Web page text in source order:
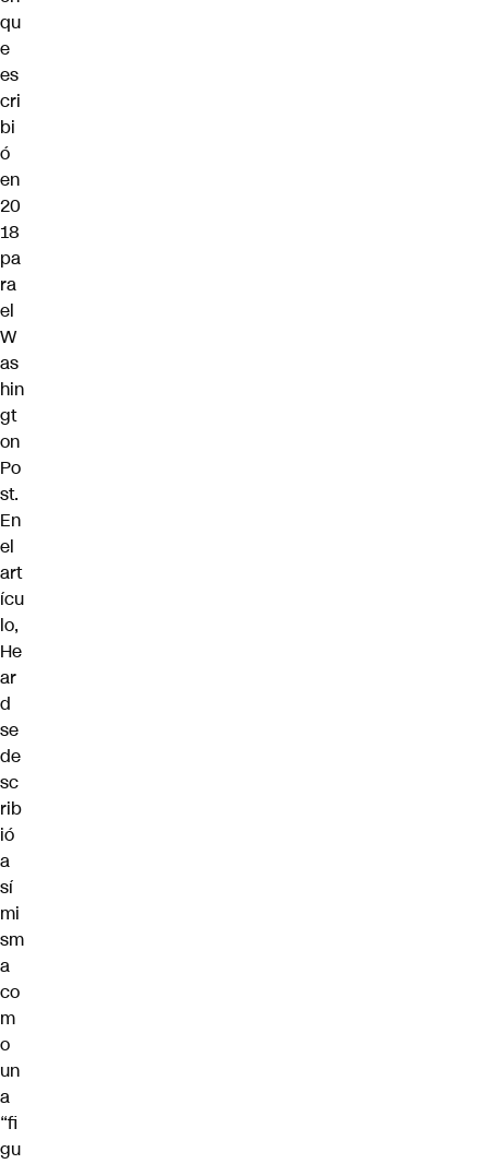
qu
e
es
cri
bi
ó
en
20
18
pa
ra
el
W
as
hin
gt
on
Po
st.
En
el
art
ícu
lo,
He
ar
d
se
de
sc
rib
ió
a
sí
mi
sm
a
co
m
o
un
a
“fi
gu